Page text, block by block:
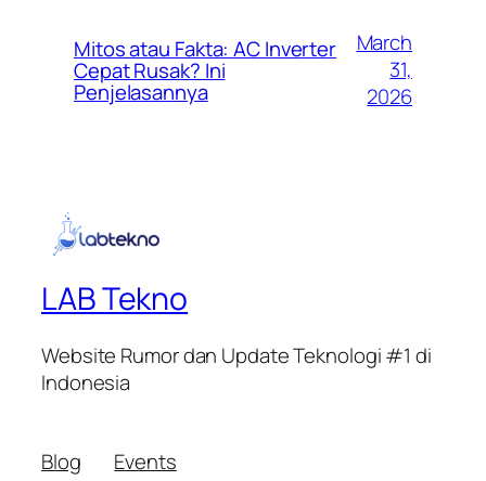
Mitos atau Fakta: AC Inverter
Cepat Rusak? Ini
Penjelasannya
March
31,
2026
LAB Tekno
Website Rumor dan Update Teknologi #1 di
Indonesia
Blog
Events